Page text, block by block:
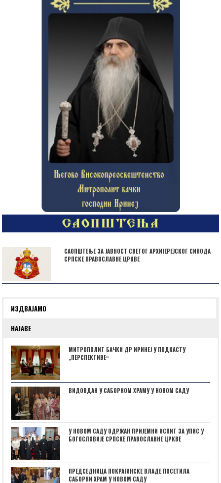
САОПШТЕЊЕ ЗА ЈАВНОСТ СВЕТОГ АРХИЈЕРЕЈСКОГ СИНОДА
СРПСКЕ ПРАВОСЛАВНЕ ЦРКВЕ
ИЗДВАЈАМО
НАЈАВЕ
МИТРОПОЛИТ БАЧКИ ДР ИРИНЕЈ У ПОДКАСТУ
„ПЕРСПЕКТИВЕˮ
ВИДОВДАН У САБОРНОМ ХРАМУ У НОВОМ САДУ
У НОВОМ САДУ ОДРЖАН ПРИЈЕМНИ ИСПИТ ЗА УПИС У
БОГОСЛОВИЈЕ СРПСКЕ ПРАВОСЛАВНЕ ЦРКВЕ
ПРЕДСЕДНИЦА ПОКРАЈИНСКЕ ВЛАДЕ ПОСЕТИЛА
САБОРНИ ХРАМ У НОВОМ САДУ